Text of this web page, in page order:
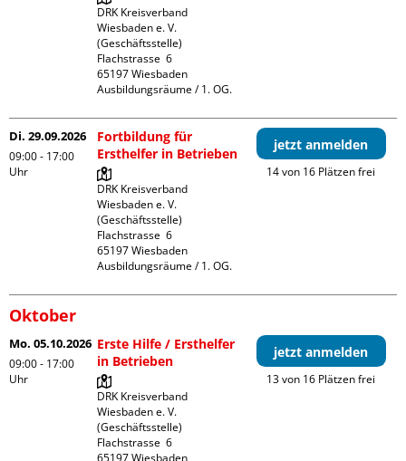
DRK Kreisverband
Wiesbaden e. V.
(Geschäftsstelle)
Flachstrasse  6
65197 Wiesbaden
Ausbildungsräume / 1. OG.
Di. 29.09.2026
09:00 - 17:00
Uhr
Fortbildung für
Ersthelfer in Betrieben
DRK Kreisverband
Wiesbaden e. V.
(Geschäftsstelle)
Flachstrasse  6
65197 Wiesbaden
Ausbildungsräume / 1. OG.
jetzt anmelden
14 von 16 Plätzen frei
Oktober
Mo. 05.10.2026
09:00 - 17:00
Uhr
Erste Hilfe / Ersthelfer
in Betrieben
DRK Kreisverband
Wiesbaden e. V.
(Geschäftsstelle)
Flachstrasse  6
65197 Wiesbaden
jetzt anmelden
13 von 16 Plätzen frei